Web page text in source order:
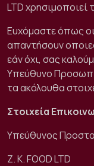
LTD χρησιμοποιεί
Ευχόμαστε όπως
απαντήσουν
εάν όχι, σας
Υπεύθυνο
τα ακόλουθα
Στοιχεία
Υπεύθυνος
Z. K. FOOD LTD